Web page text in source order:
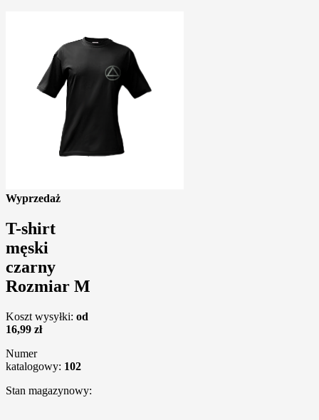
Wyprzedaż
T-shirt
męski
czarny
Rozmiar M
Koszt wysyłki: od
16,99 zł
Numer
katalogowy: 102
Stan magazynowy: